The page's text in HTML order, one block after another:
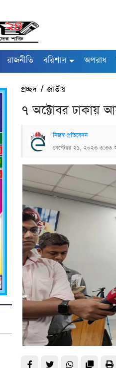
রাজনীতি বরিশাল অপরাধ
প্রচ্ছদ/জাতীয়
৭ অক্টোবর ঢাকায়
নিজস্ব প্রতিবেদন
সেপ্টেম্বর ২১, ২০২৩ ৩:৩৩